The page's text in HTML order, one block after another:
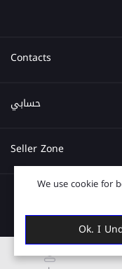
Contacts
حسابي
Seller Zone
We use cookie for
Ok. I